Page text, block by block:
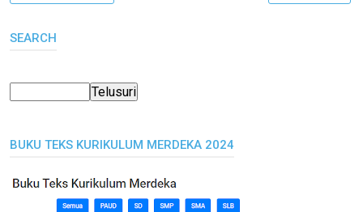
SEARCH
BUKU TEKS KURIKULUM MERDEKA 2024